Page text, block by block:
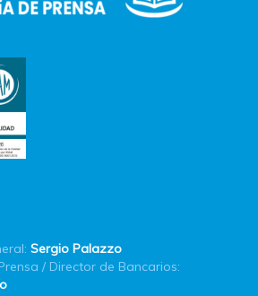
Sergio Palazzo
/ Director de Bancarios: